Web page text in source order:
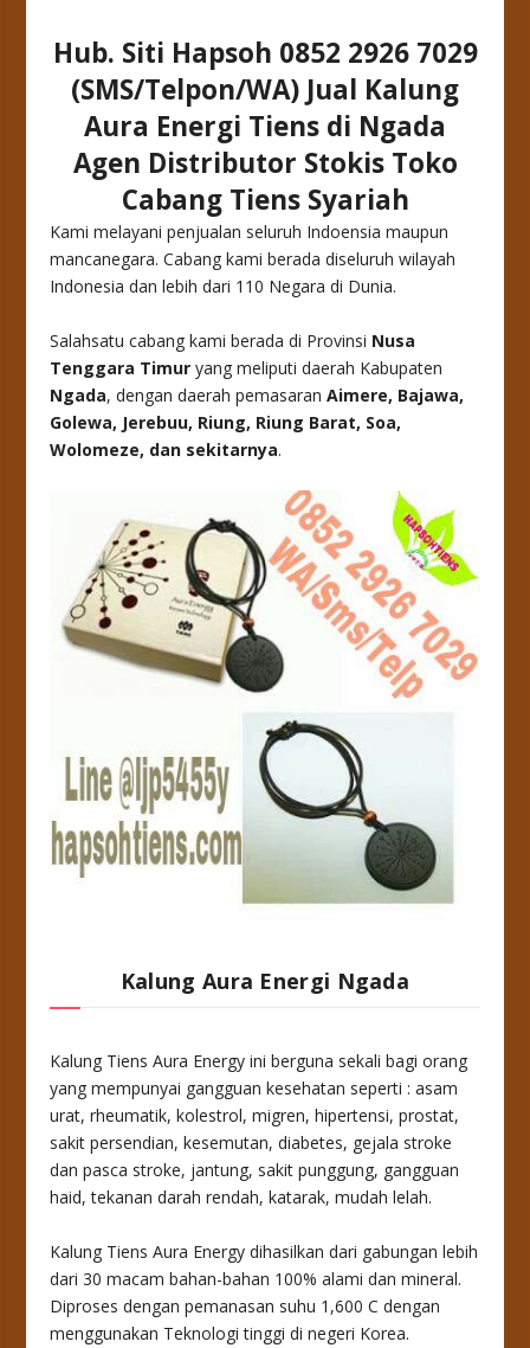
Hub. Siti Hapsoh 0852 2926 7029
(SMS/Telpon/WA) Jual Kalung
Aura Energi Tiens di Ngada
Agen Distributor Stokis Toko
Cabang Tiens Syariah
Kami melayani penjualan seluruh Indoensia maupun
mancanegara. Cabang kami berada diseluruh wilayah
Indonesia dan lebih dari 110 Negara di Dunia.
Salahsatu cabang kami berada di Provinsi Nusa
Tenggara Timur yang meliputi daerah Kabupaten
Ngada, dengan daerah pemasaranAimere, Bajawa,
Golewa, Jerebuu, Riung, Riung Barat, Soa,
Wolomeze, dan sekitarnya.
Kalung Aura Energi Ngada
Kalung Tiens Aura Energy ini berguna sekali bagi orang
yang mempunyai gangguan kesehatan seperti : asam
urat, rheumatik, kolestrol, migren, hipertensi, prostat,
sakit persendian, kesemutan, diabetes, gejala stroke
dan pasca stroke, jantung, sakit punggung, gangguan
haid, tekanan darah rendah, katarak, mudah lelah.
Kalung Tiens Aura Energy dihasilkan dari gabungan lebih
dari 30 macam bahan-bahan 100% alami dan mineral.
Diproses dengan pemanasan suhu 1,600 C dengan
menggunakan Teknologi tinggi di negeri Korea.